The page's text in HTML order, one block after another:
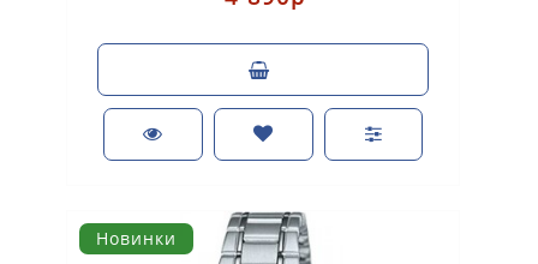
Новинки